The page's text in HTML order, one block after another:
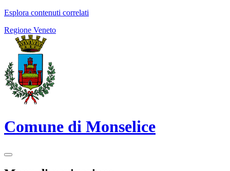
Esplora contenuti correlati
Regione Veneto
Comune di Monselice